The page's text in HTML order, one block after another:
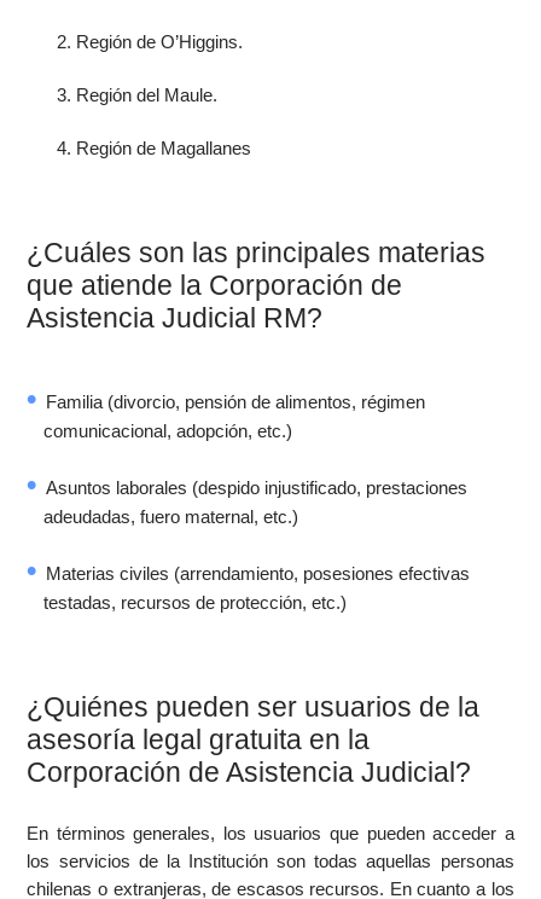
Región de O’Higgins.
Región del Maule.
Región de Magallanes
¿Cuáles son las principales materias
que atiende la Corporación de
Asistencia Judicial RM?
Familia (divorcio, pensión de alimentos, régimen
comunicacional, adopción, etc.)
Asuntos laborales (despido injustificado, prestaciones
adeudadas, fuero maternal, etc.)
Materias civiles (arrendamiento, posesiones efectivas
testadas, recursos de protección, etc.)
¿Quiénes pueden ser usuarios de la
asesoría legal gratuita en la
Corporación de Asistencia Judicial?
En términos generales, los usuarios que pueden acceder a
los servicios de la Institución son todas aquellas personas
chilenas o extranjeras, de escasos recursos. En cuanto a los